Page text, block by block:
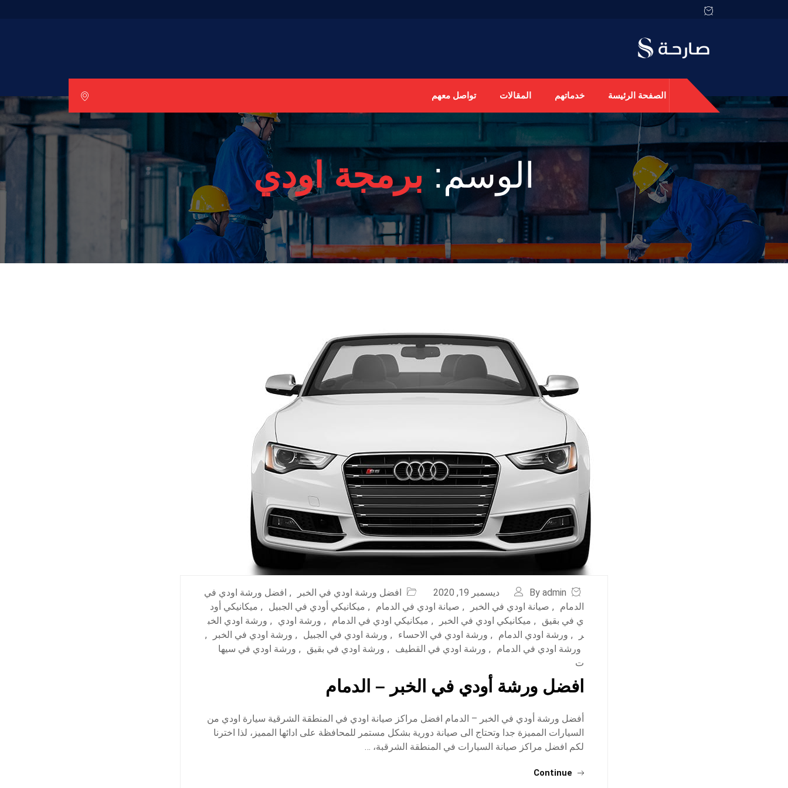
الصفحة الرئيسة خدماتهم المقالات تواصل معهم
الوسم:برمجة اودي
By admin ديسمبر 19, 2020 افضل ورشة اودي في الخبر , افضل ورشة اودي في
الدمام
, صيانة اودي في الخبر , صيانة اودي في الدمام , ميكانيكي أودي في الجبيل , ميكانيكي أود
ي في بقيق
, ميكانيكي اودي في الخبر , ميكانيكي اودي في الدمام , ورشة اودي , ورشة اودي الخب
ر
, ورشة اودي الدمام , ورشة اودي في الاحساء , ورشة اودي في الجبيل , ورشة اودي في الخبر
,
ورشة اودي في الدمام
, ورشة اودي في القطيف , ورشة اودي في بقيق , ورشة اودي في سيها
ت
افضل ورشة أودي في الخبر – الدمام
أفضل ورشة أودي في الخبر – الدمام افضل مراكز صيانة اودي في المنطقة الشرقية سيارة اودي من
السيارات المميزة جدا وتحتاج الى صيانة دورية بشكل مستمر للمحافظة على ادائها المميز، لذا اخترنا
لكم افضل مراكز صيانة السيارات في المنطقة الشرقبة، …
Continue